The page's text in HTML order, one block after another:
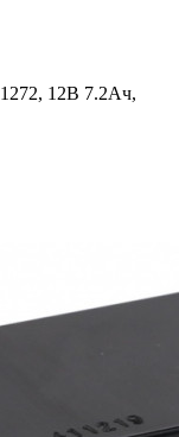
12В 7.2Ач,